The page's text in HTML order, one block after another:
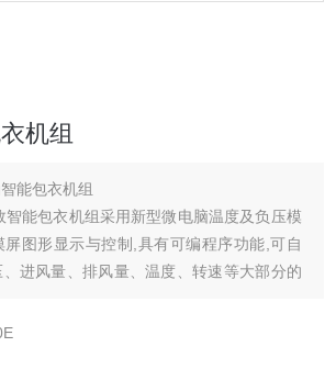
机组
能包衣机组
智能包衣机组采用新型微电脑温度及负压模
图形显示与控制,具有可编程序功能,可自
进风量、排风量、温度、转速等大部分的
品，保证各批次物料的包衣质量。